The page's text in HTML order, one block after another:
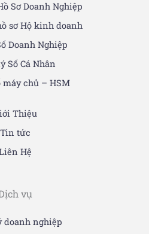
Sơ Doanh Nghiệp
sơ Hộ kinh doanh
Doanh Nghiệp
Số Cá Nhân
máy chủ – HSM
Thiệu
Tin tức
Hệ
vụ
doanh nghiệp